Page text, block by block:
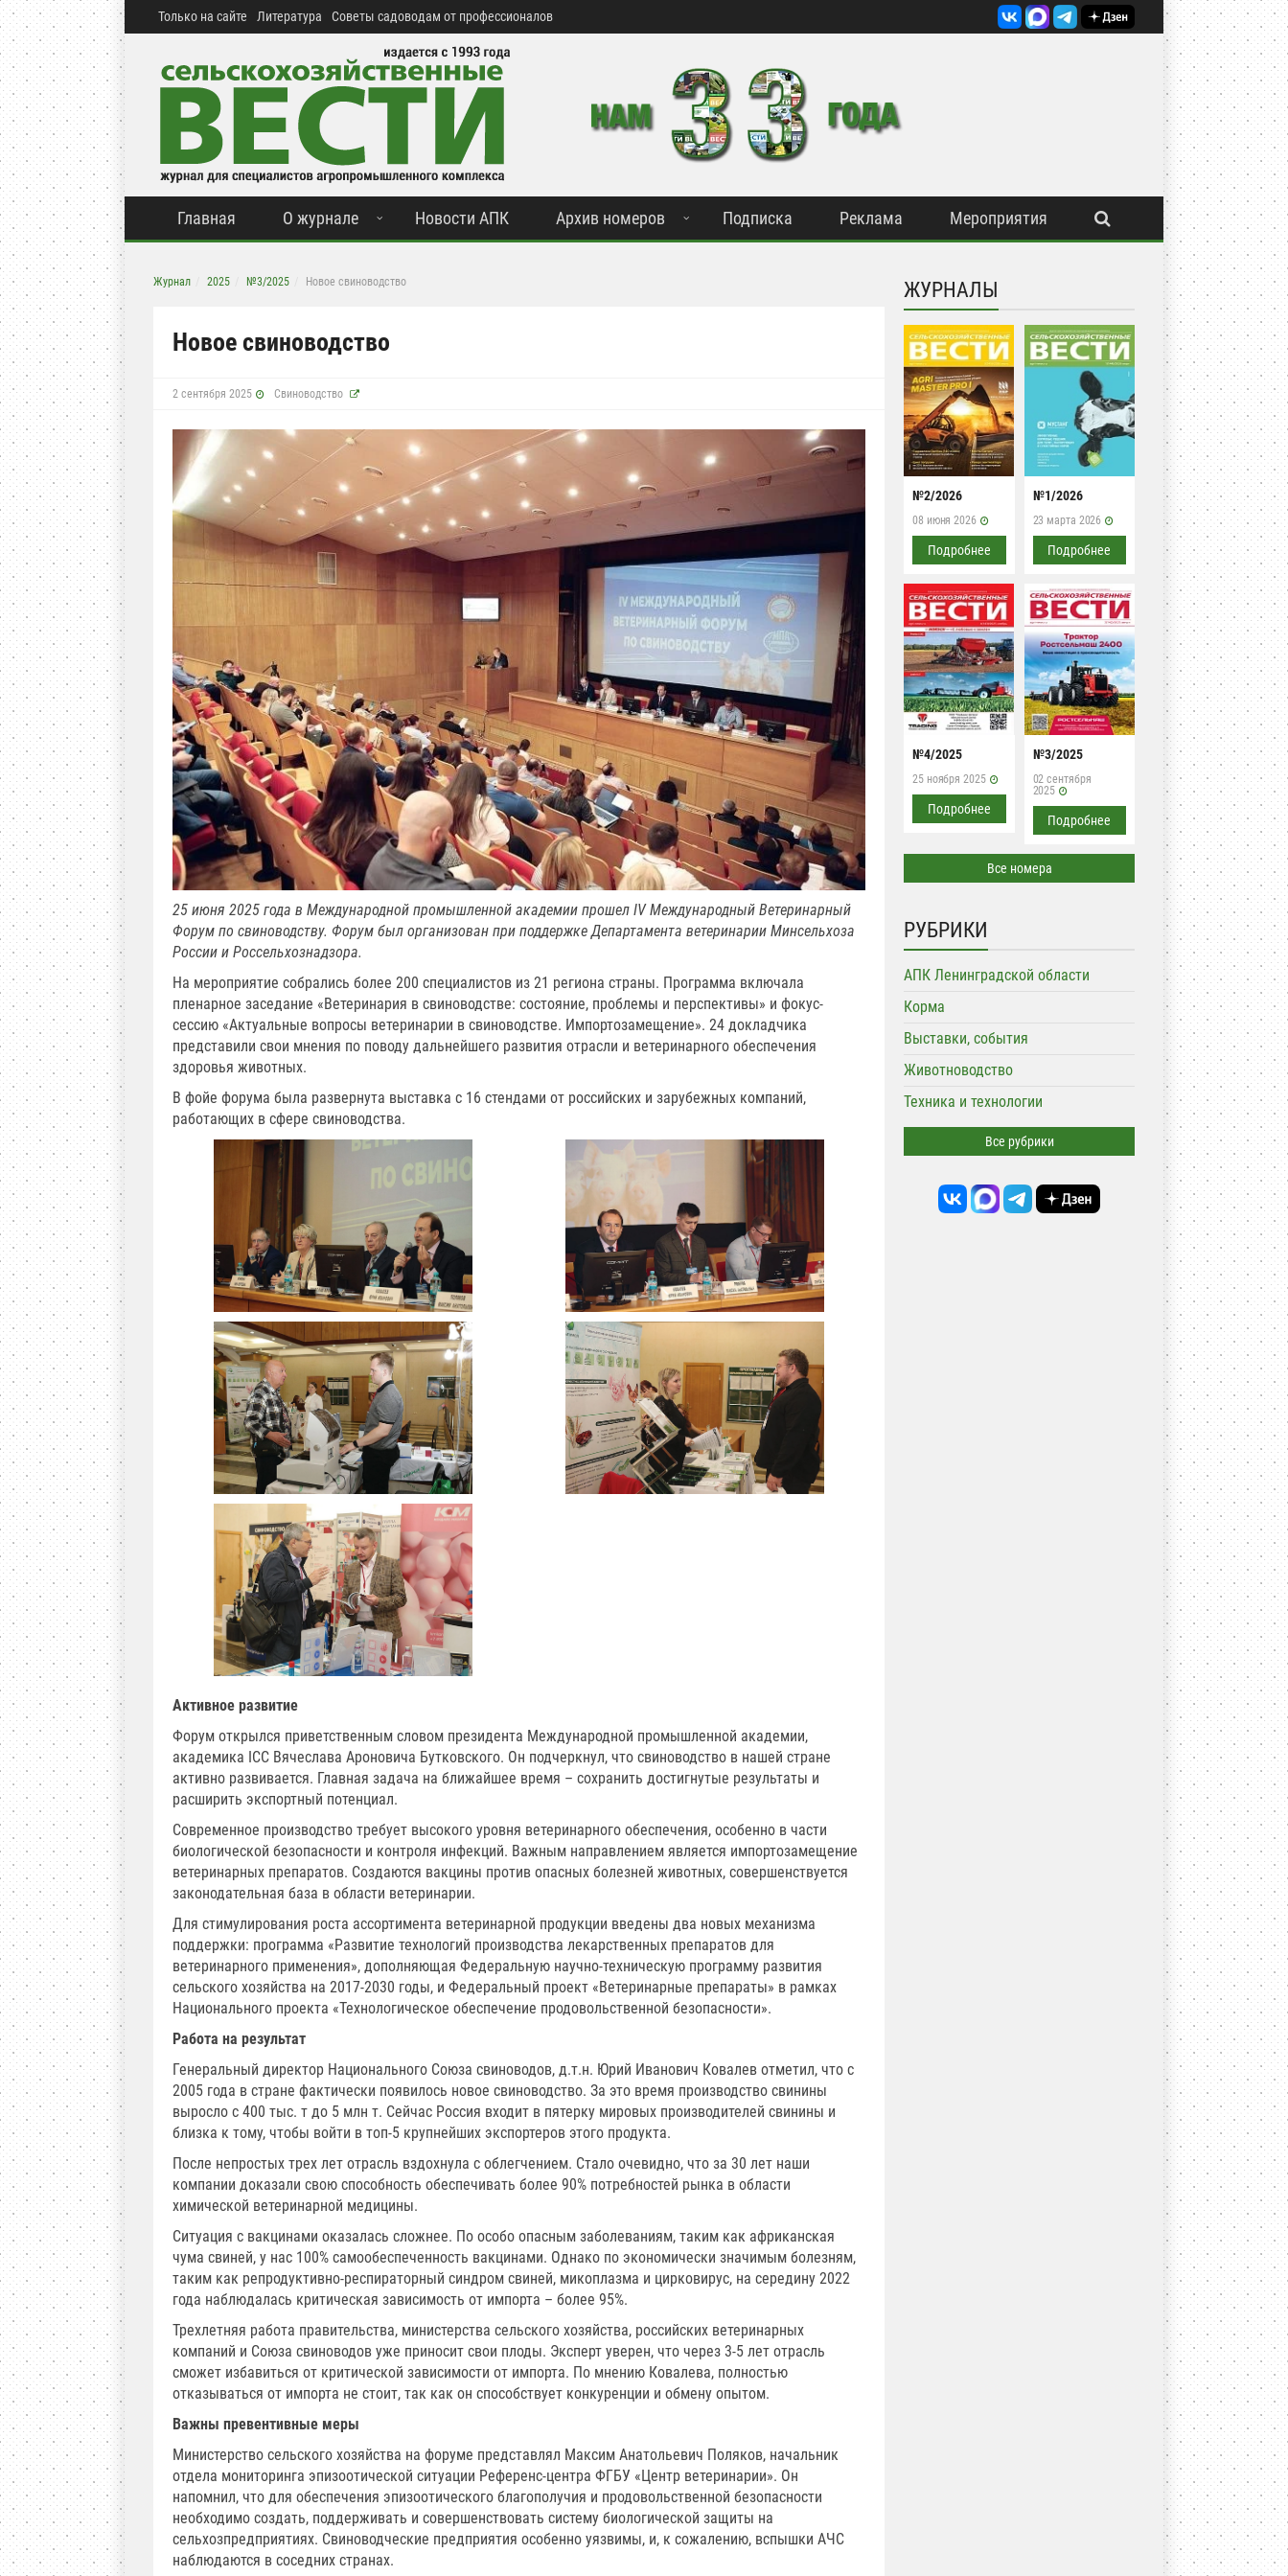
Только на сайте Литература Советы садоводам от профессионалов
Главная О журнале Новости АПК Архив номеров Подписка Реклама Мероприятия
Журнал 2025 №3/2025 Новое свиноводство
Новое свиноводство
2 сентября 2025 Свиноводство
25 июня 2025 года в Международной промышленной академии прошел IV Международный Ветеринарный
Форум по свиноводству. Форум был организован при поддержке Департамента ветеринарии Минсельхоза
России и Россельхознадзора.
На мероприятие собрались более 200 специалистов из 21 региона страны. Программа включала
пленарное заседание «Ветеринария в свиноводстве: состояние, проблемы и перспективы» и фокус-
сессию «Актуальные вопросы ветеринарии в свиноводстве. Импортозамещение». 24 докладчика
представили свои мнения по поводу дальнейшего развития отрасли и ветеринарного обеспечения
здоровья животных.
В фойе форума была развернута выставка с 16 стендами от российских и зарубежных компаний,
работающих в сфере свиноводства.
Активное развитие
Форум открылся приветственным словом президента Международной промышленной академии,
академика ICC Вячеслава Ароновича Бутковского. Он подчеркнул, что свиноводство в нашей стране
активно развивается. Главная задача на ближайшее время – сохранить достигнутые результаты и
расширить экспортный потенциал.
Современное производство требует высокого уровня ветеринарного обеспечения, особенно в части
биологической безопасности и контроля инфекций. Важным направлением является импортозамещение
ветеринарных препаратов. Создаются вакцины против опасных болезней животных, совершенствуется
законодательная база в области ветеринарии.
Для стимулирования роста ассортимента ветеринарной продукции введены два новых механизма
поддержки: программа «Развитие технологий производства лекарственных препаратов для
ветеринарного применения», дополняющая Федеральную научно-техническую программу развития
сельского хозяйства на 2017-2030 годы, и Федеральный проект «Ветеринарные препараты» в рамках
Национального проекта «Технологическое обеспечение продовольственной безопасности».
Работа на результат
Генеральный директор Национального Союза свиноводов, д.т.н. Юрий Иванович Ковалев отметил, что с
2005 года в стране фактически появилось новое свиноводство. За это время производство свинины
выросло с 400 тыс. т до 5 млн т. Сейчас Россия входит в пятерку мировых производителей свинины и
близка к тому, чтобы войти в топ-5 крупнейших экспортеров этого продукта.
После непростых трех лет отрасль вздохнула с облегчением. Стало очевидно, что за 30 лет наши
компании доказали свою способность обеспечивать более 90% потребностей рынка в области
химической ветеринарной медицины.
Ситуация с вакцинами оказалась сложнее. По особо опасным заболеваниям, таким как африканская
чума свиней, у нас 100% самообеспеченность вакцинами. Однако по экономически значимым болезням,
таким как репродуктивно-респираторный синдром свиней, микоплазма и цирковирус, на середину 2022
года наблюдалась критическая зависимость от импорта – более 95%.
Трехлетняя работа правительства, министерства сельского хозяйства, российских ветеринарных
компаний и Союза свиноводов уже приносит свои плоды. Эксперт уверен, что через 3-5 лет отрасль
сможет избавиться от критической зависимости от импорта. По мнению Ковалева, полностью
отказываться от импорта не стоит, так как он способствует конкуренции и обмену опытом.
Важны превентивные меры
Министерство сельского хозяйства на форуме представлял Максим Анатольевич Поляков, начальник
отдела мониторинга эпизоотической ситуации Референс-центра ФГБУ «Центр ветеринарии». Он
напомнил, что для обеспечения эпизоотического благополучия и продовольственной безопасности
необходимо создать, поддерживать и совершенствовать систему биологической защиты на
сельхозпредприятиях. Свиноводческие предприятия особенно уязвимы, и, к сожалению, вспышки АЧС
наблюдаются в соседних странах.
ЖУРНАЛЫ
№2/2026
08 июня 2026
Подробнее
№1/2026
23 марта 2026
Подробнее
№4/2025
25 ноября 2025
Подробнее
№3/2025
02 сентября
2025
Подробнее
Все номера
РУБРИКИ
АПК Ленинградской области
Корма
Выставки, события
Животноводство
Техника и технологии
Все рубрики